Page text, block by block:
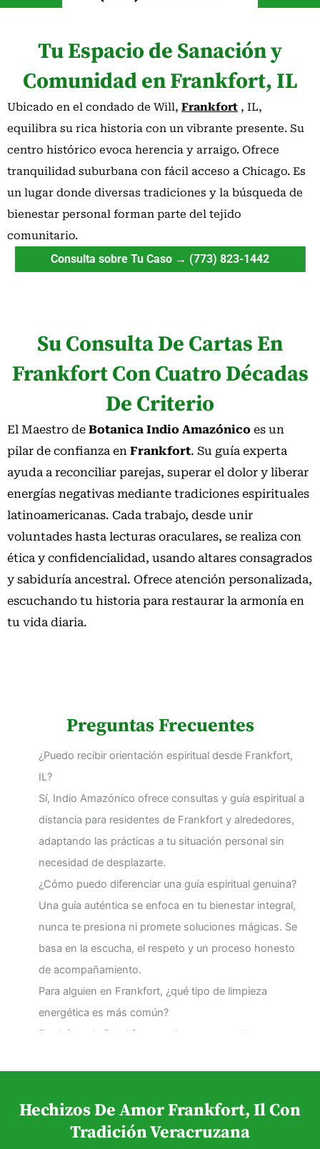
Tu Espacio de Sanación y
Comunidad en Frankfort, IL
Ubicado en el condado de Will, Frankfort , IL,
equilibra su rica historia con un vibrante presente. Su
centro histórico evoca herencia y arraigo. Ofrece
tranquilidad suburbana con fácil acceso a Chicago. Es
un lugar donde diversas tradiciones y la búsqueda de
bienestar personal forman parte del tejido
comunitario.
Consulta sobre Tu Caso → (773) 823-1442
Su Consulta De Cartas En
Frankfort Con Cuatro Décadas
De Criterio
El Maestro de Botanica Indio Amazónico es un
pilar de confianza en Frankfort. Su guía experta
ayuda a reconciliar parejas, superar el dolor y liberar
energías negativas mediante tradiciones espirituales
latinoamericanas. Cada trabajo, desde unir
voluntades hasta lecturas oraculares, se realiza con
ética y confidencialidad, usando altares consagrados
y sabiduría ancestral. Ofrece atención personalizada,
escuchando tu historia para restaurar la armonía en
tu vida diaria.
Preguntas Frecuentes
¿Puedo recibir orientación espiritual desde Frankfort,
IL?
Sí, Indio Amazónico ofrece consultas y guía espiritual a
distancia para residentes de Frankfort y alrededores,
adaptando las prácticas a tu situación personal sin
necesidad de desplazarte.
¿Cómo puedo diferenciar una guía espiritual genuina?
Una guía auténtica se enfoca en tu bienestar integral,
nunca te presiona ni promete soluciones mágicas. Se
basa en la escucha, el respeto y un proceso honesto
de acompañamiento.
Para alguien en Frankfort, ¿qué tipo de limpieza
energética es más común?
En el área de Frankfort, muchas personas buscan
¿Cuánto tiempo suelen tomar los procesos
espirituales?
Hechizos De Amor Frankfort, Il Con
Tradición Veracruzana